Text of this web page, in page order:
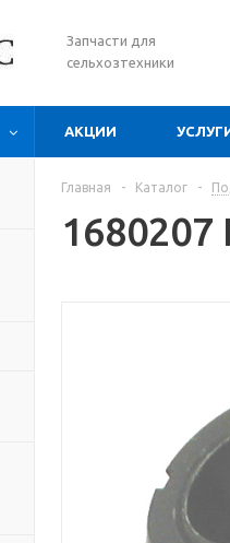
Запчасти для
сельхозтехники
АКЦИИ
Главная - Каталог -